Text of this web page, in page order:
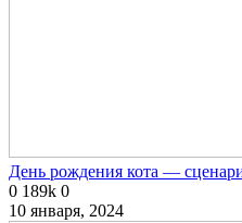
День рождения кота —
0 189k 0
10 января, 2024